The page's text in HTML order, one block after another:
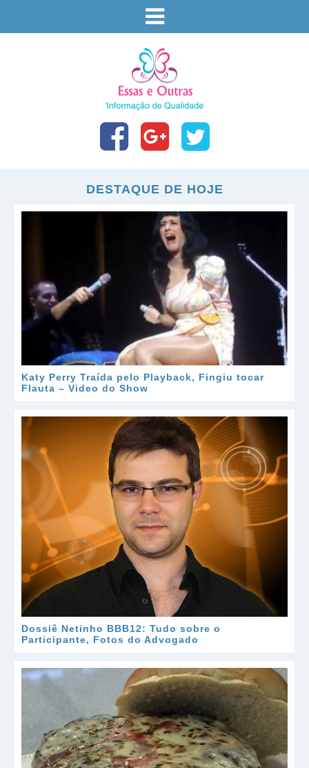
DESTAQUE DE HOJE
Katy Perry Traída pelo Playback, Fingiu tocar
Flauta – Video do Show
Dossiê Netinho BBB12: Tudo sobre o
Participante, Fotos do Advogado